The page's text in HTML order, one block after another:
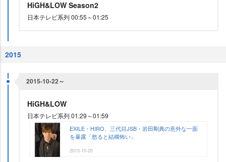
HiGH&LOW Season2
日本テレビ系列 00:55～01:25
2015
2015-10-22～
HiGH&LOW
日本テレビ系列 01:29～01:59
EXILE・HIRO、三代目JSB・岩田剛典の意外な一面
を暴露「怒ると結構怖い」
2015-10-20